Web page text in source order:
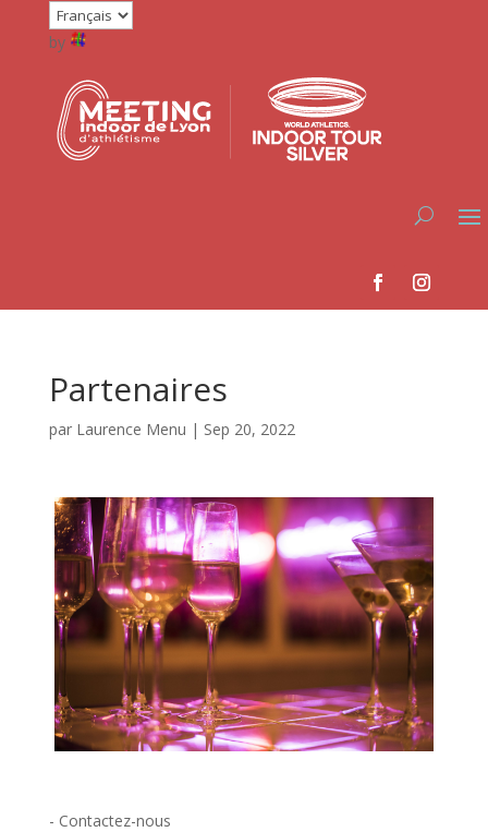
by
Partenaires
par Laurence Menu | Sep 20, 2022
- Contactez-nous